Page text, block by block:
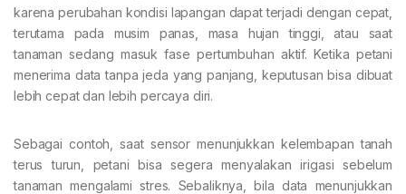
karena perubahan kondisi lapangan dapat terjadi dengan cepat,
terutama pada musim panas, masa hujan tinggi, atau saat
tanaman sedang masuk fase pertumbuhan aktif. Ketika petani
menerima data tanpa jeda yang panjang, keputusan bisa dibuat
lebih cepat dan lebih percaya diri.
Sebagai contoh, saat sensor menunjukkan kelembapan tanah
terus turun, petani bisa segera menyalakan irigasi sebelum
tanaman mengalami stres. Sebaliknya, bila data menunjukkan